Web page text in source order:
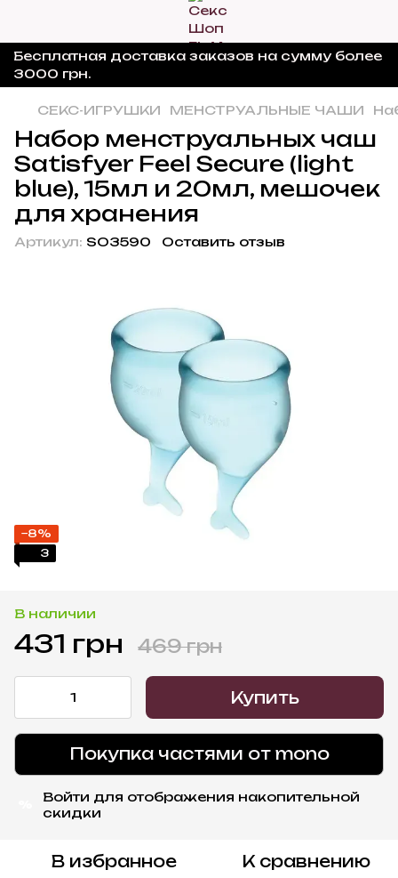
Бесплатная доставка заказов на сумму более
3000 грн.
СЕКС-ИГРУШКИ МЕНСТРУАЛЬНЫЕ ЧАШИ
Набор менструальных чаш
Satisfyer Feel Secure (light
blue), 15мл и 20мл, мешочек
для хранения
Артикул: SO3590 Оставить отзыв
−8%
3
В наличии
431 грн 469 грн
Купить
Покупка частями от mono
Войти для отображения накопительной
скидки
В избранное К сравнению